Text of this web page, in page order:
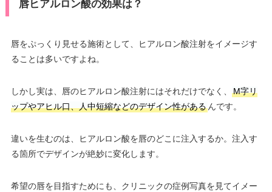
唇ヒアルロン酸の効果は？
唇をぷっくり見せる施術として、ヒアルロン酸注射をイメージす
ることは多いですよね。
しかし実は、唇のヒアルロン酸注射にはそれだけでなく、
M字リ
ップやアヒル口、人中短縮などのデザイン性があるんです。
違いを生むのは、ヒアルロン酸を唇のどこに注入するか。注入す
る箇所でデザインが絶妙に変化します。
希望の唇を目指すためにも、クリニックの症例写真を見てイメー